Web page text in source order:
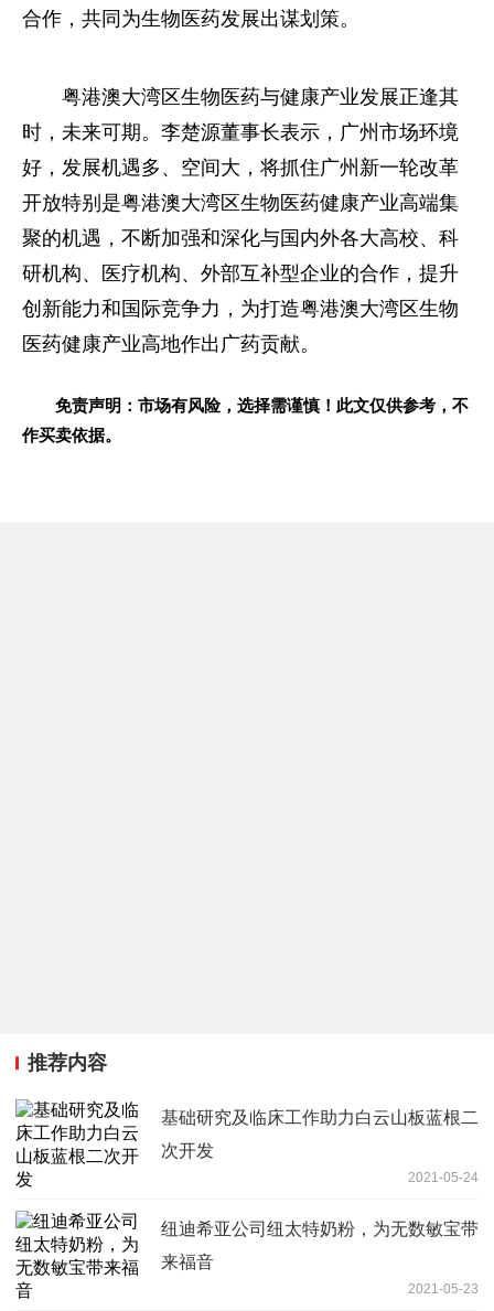
合作，共同为生物医药发展出谋划策。
粤港澳大湾区生物医药与健康产业发展正逢其
时，未来可期。李楚源董事长表示，广州市场环境
好，发展机遇多、空间大，将抓住广州新一轮改革
开放特别是粤港澳大湾区生物医药健康产业高端集
聚的机遇，不断加强和深化与国内外各大高校、科
研机构、医疗机构、外部互补型企业的合作，提升
创新能力和国际竞争力，为打造粤港澳大湾区生物
医药健康产业高地作出广药贡献。
免责声明：市场有风险，选择需谨慎！此文仅供参考，不
作买卖依据。
推荐内容
基础研究及临床工作助力白云山板蓝根二
次开发
2021-05-24
纽迪希亚公司纽太特奶粉，为无数敏宝带
来福音
2021-05-23